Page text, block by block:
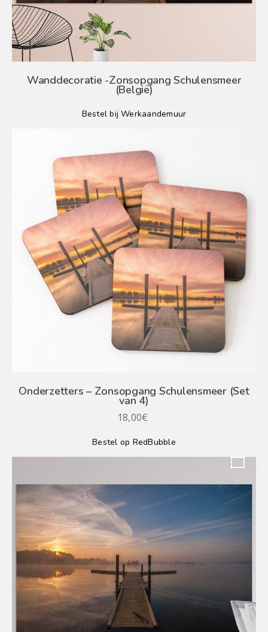
Wanddecoratie -Zonsopgang Schulensmeer
(België)
Bestel bij Werkaandemuur
Onderzetters – Zonsopgang Schulensmeer (Set
van 4)
18,00€
Bestel op RedBubble